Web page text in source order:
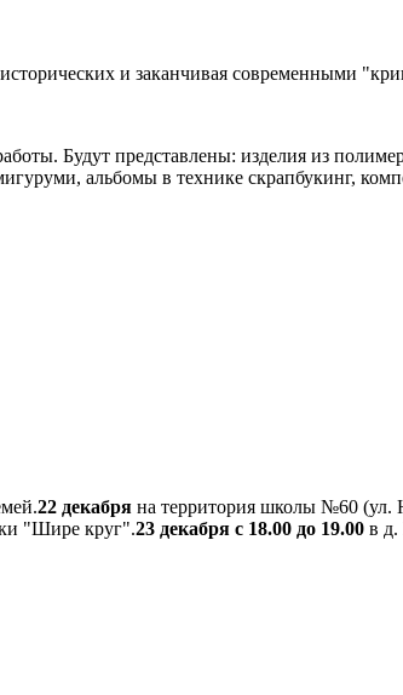
и заканчивая современными
Будут представлены: изделия из
альбомы в технике скрапбукинг,
22 декабря на территория школы №60 (ул.
"Шире круг".23 декабря с 18.00 до 19.00 в д.